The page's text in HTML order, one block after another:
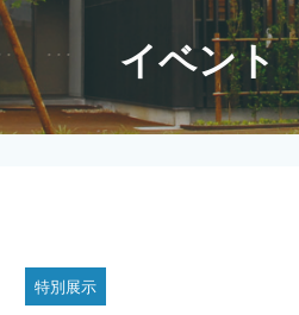
イベント
特別展示